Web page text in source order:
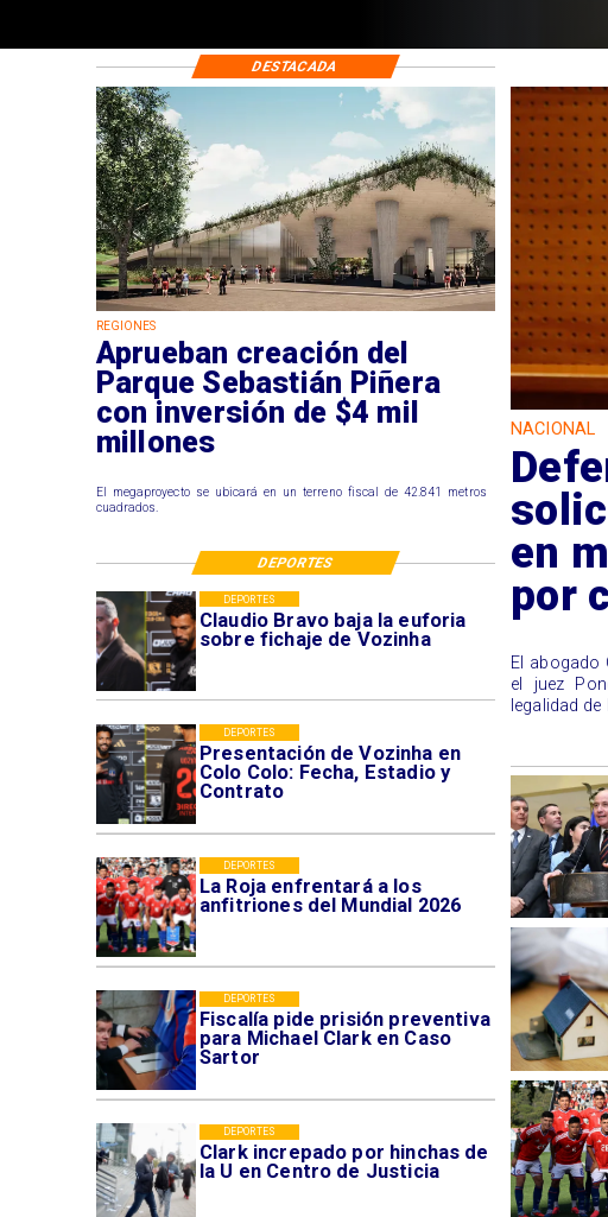
Claudio Bravo baja la euforia
sobre fichaje de Vozinha
DEPORTES
Presentación de Vozinha en
Colo Colo: Fecha, Estadio y
Contrato
DEPORTES
La Roja enfrentará a los
anfitriones del Mundial 2026
DEPORTES
Fiscalía pide prisión preventiva
para Michael Clark en Caso
Sartor
DEPORTES
Clark increpado por hinchas de
la U en Centro de Justicia
DEPORTES
REGIONES
Aprueban creación del
Parque Sebastián Piñera
con inversión de $4 mil
millones
El megaproyecto se ubicará en un terreno fiscal de 42.841 metros
cuadrados.
NACIONAL
en
por
​El abogado
el juez
legalidad
DESTACADA
DEPORTES